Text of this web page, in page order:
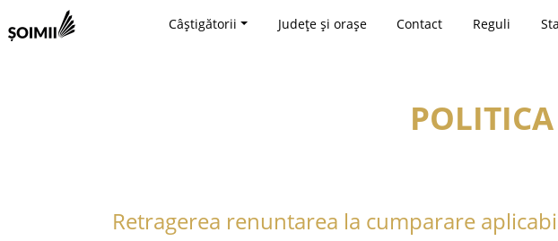
Câștigătorii Județe și orașe Contact Reguli
Retragerea renuntarea la cumparare